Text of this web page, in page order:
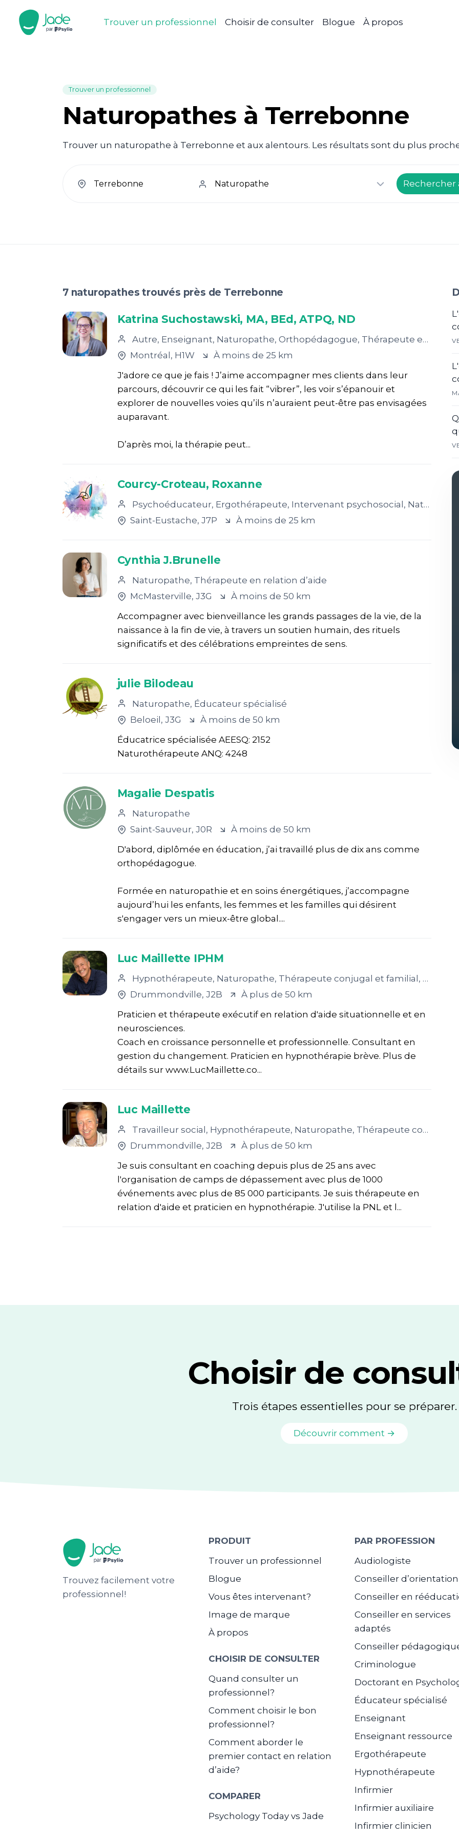
Trouver un professionnel Choisir de consulter Blogue À propos
Trouver un professionnel
Naturopathes à Terrebonne
Trouver un naturopathe à Terrebonne et aux alentours. Les résultats sont du plus
welcome.search.find.subtitle
Rechercher
7 naturopathes trouvés près de Terrebonne
Katrina Suchostawski, MA, BEd, ATPQ, ND
Autre, Enseignant, Naturopathe, Orthopédagogue, Thérapeute en relation d’aide
Montréal , H1W
À moins de 25 km
J'adore ce que je fais ! J’aime accompagner mes clients dans leur
parcours, découvrir ce qui les fait “vibrer”, les voir s’épanouir et
explorer de nouvelles voies qu’ils n’auraient peut-être pas envisagées
auparavant.
D’après moi, la thérapie peut...
Courcy-Croteau, Roxanne
Psychoéducateur, Ergothérapeute, Intervenant psychosocial, Naturopathe, Orthophoniste, Technicien en travail social, Thérapeute en relation d’aide, Éducateur spécialisé
Saint-Eustache, J7P À moins de 25 km
Cynthia J.Brunelle
Naturopathe, Thérapeute en relation d’aide
McMasterville, J3G
À moins de 50 km
Accompagner avec bienveillance les grands passages de la vie, de la
naissance à la fin de vie, à travers un soutien humain, des rituels
significatifs et des célébrations empreintes de sens.
julie Bilodeau
Naturopathe, Éducateur spécialisé
Beloeil , J3G
À moins de 50 km
Éducatrice spécialisée AEESQ: 2152
Naturothérapeute ANQ: 4248
Magalie Despatis
Naturopathe
Saint-Sauveur, J0R
À moins de 50 km
D'abord, diplômée en éducation, j’ai travaillé plus de dix ans comme
orthopédagogue.
Formée en naturopathie et en soins énergétiques, j’accompagne
aujourd’hui les enfants, les femmes et les familles qui désirent
s'engager vers un mieux-être global....
Luc Maillette IPHM
Hypnothérapeute, Naturopathe, Thérapeute conjugal et familial, Thérapeute en relation d’aide
Drummondville, J2B
À plus de 50 km
Praticien et thérapeute exécutif en relation d'aide situationnelle et en
neurosciences.
Coach en croissance personnelle et professionnelle. Consultant en
gestion du changement. Praticien en hypnothérapie brève. Plus de
détails sur www.LucMaillette.co...
Luc Maillette
Travailleur social, Hypnothérapeute, Naturopathe, Thérapeute conjugal et familial, Thérapeute en relation d’aide
Drummondville, J2B
À plus de 50 km
Je suis consultant en coaching depuis plus de 25 ans avec
l'organisation de camps de dépassement avec plus de 1000
événements avec plus de 85 000 participants. Je suis thérapeute en
relation d'aide et praticien en hypnothérapie. J'utilise la PNL et l...
Choisir de
Trois étapes essentielles pour se préparer.
Découvrir comment →
Trouvez facilement votre
professionnel!
PRODUIT
Trouver un professionnel
Blogue
Vous êtes intervenant?
Image de marque
À propos
CHOISIR DE CONSULTER
Quand consulter un
professionnel?
Comment choisir le bon
professionnel?
Comment aborder le
premier contact en relation
d’aide?
COMPARER
Psychology Today vs Jade
PAR PROFESSION
Audiologiste
Conseiller d’orientation
Conseiller en
Conseiller en services
adaptés
Conseiller
Criminologue
Doctorant en
Éducateur spécialisé
Enseignant
Enseignant ressource
Ergothérapeute
Hypnothérapeute
Infirmier
Infirmier auxiliaire
Infirmier clinicien